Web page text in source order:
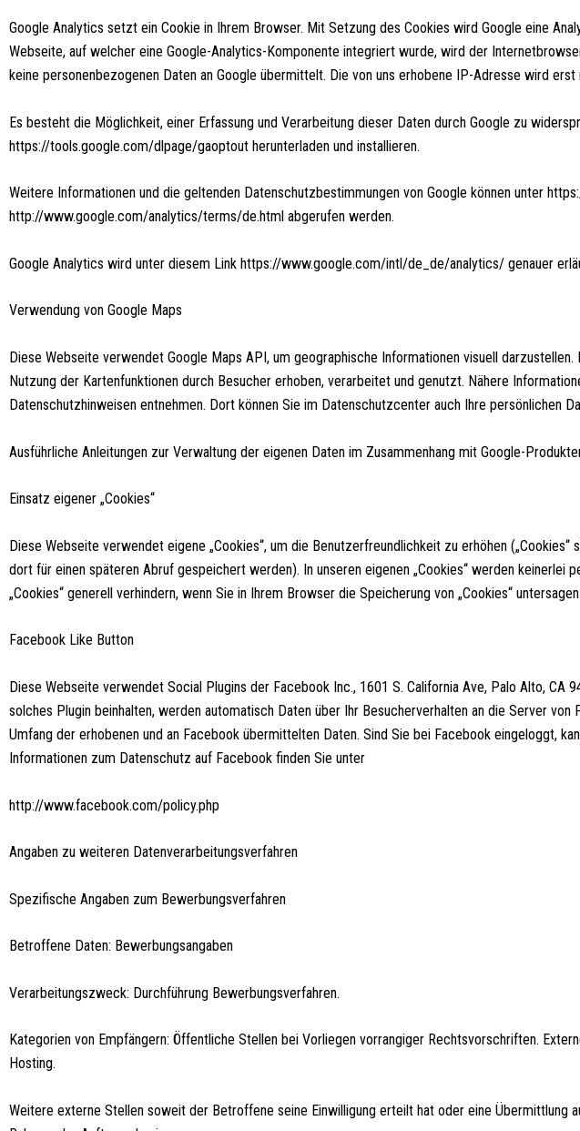
Google Analytics setzt ein Cookie in Ihrem Browser. Mit Setzung des Cookies wird Google eine
Webseite, auf welcher eine Google-Analytics-Komponente integriert wurde, wird der
keine personenbezogenen Daten an Google übermittelt. Die von uns erhobene IP-Adresse wird
Es besteht die Möglichkeit, einer Erfassung und Verarbeitung dieser Daten durch Google zu
https://tools.google.com/dlpage/gaoptout herunterladen und installieren.
Weitere Informationen und die geltenden Datenschutzbestimmungen von Google können unter
http://www.google.com/analytics/terms/de.html abgerufen werden.
Google Analytics wird unter diesem Link https://www.google.com/intl/de_de/analytics/ genauer
Verwendung von Google Maps
Diese Webseite verwendet Google Maps API, um geographische Informationen visuell
Nutzung der Kartenfunktionen durch Besucher erhoben, verarbeitet und genutzt. Nähere
Datenschutzhinweisen entnehmen. Dort können Sie im Datenschutzcenter auch Ihre persönlichen
Ausführliche Anleitungen zur Verwaltung der eigenen Daten im Zusammenhang mit Google-
Einsatz eigener „Cookies“
Diese Webseite verwendet eigene „Cookies“, um die Benutzerfreundlichkeit zu erhöhen
dort für einen späteren Abruf gespeichert werden). In unseren eigenen „Cookies“ werden keinerlei
„Cookies“ generell verhindern, wenn Sie in Ihrem Browser die Speicherung von „Cookies“ untersagen.
Facebook Like Button
Diese Webseite verwendet Social Plugins der Facebook Inc., 1601 S. California Ave, Palo Alto, CA
solches Plugin beinhalten, werden automatisch Daten über Ihr Besucherverhalten an die Server
Umfang der erhobenen und an Facebook übermittelten Daten. Sind Sie bei Facebook eingeloggt,
Informationen zum Datenschutz auf Facebook finden Sie unter
http://www.facebook.com/policy.php
Angaben zu weiteren Datenverarbeitungsverfahren
Spezifische Angaben zum Bewerbungsverfahren
Betroffene Daten: Bewerbungsangaben
Verarbeitungszweck: Durchführung Bewerbungsverfahren.
Kategorien von Empfängern: Öffentliche Stellen bei Vorliegen vorrangiger Rechtsvorschriften.
Hosting.
Weitere externe Stellen soweit der Betroffene seine Einwilligung erteilt hat oder eine Übermittlung